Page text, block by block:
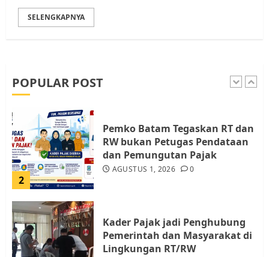
SELENGKAPNYA
POPULAR POST
1
2
Pemko Batam Tegaskan RT dan
RW bukan Petugas Pendataan
dan Pemungutan Pajak
AGUSTUS 1, 2026 0
Kader Pajak jadi Penghubung
Pemerintah dan Masyarakat di
Lingkungan RT/RW